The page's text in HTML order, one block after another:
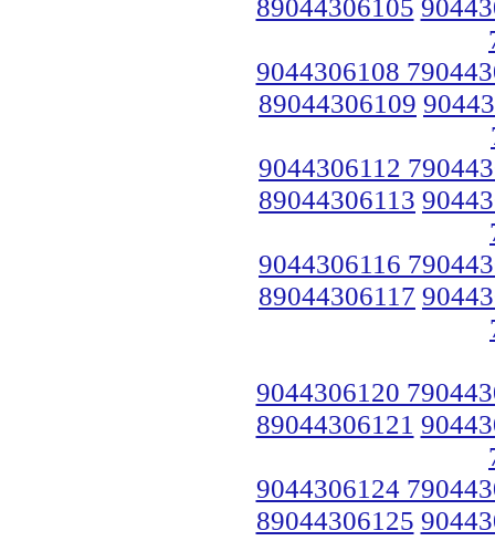
89044306105
9044306108
89044306109
9044306112
89044306113
9044306116
89044306117
9044306120
89044306121
9044306124
89044306125